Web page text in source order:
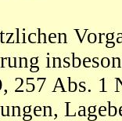
257 Abs. 1